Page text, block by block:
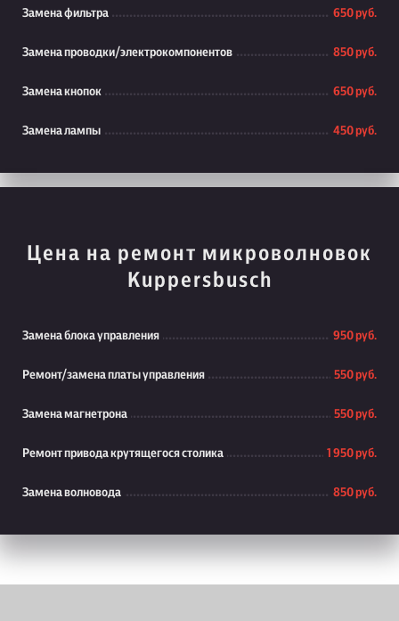
Замена фильтра 650 руб.
Замена проводки/электрокомпонентов 850 руб.
Замена кнопок 650 руб.
Замена лампы 450 руб.
Цена на ремонт микроволновок
Kuppersbusch
Замена блока управления 950 руб.
Ремонт/замена платы управления 550 руб.
Замена магнетрона 550 руб.
Ремонт привода крутящегося столика 1 950 руб.
Замена волновода 850 руб.